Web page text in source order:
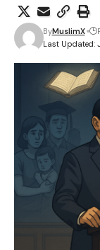
Last Updated:
ByMuslimX